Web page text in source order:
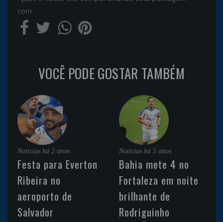
com
VOCÊ PODE GOSTAR TAMBÉM
Noticias há 2 anos
Festa para Everton
Ribeira no
aeroporto de
Salvador
Noticias há 5 anos
Bahia mete 4 no
Fortaleza em noite
brilhante de
Rodriguinho